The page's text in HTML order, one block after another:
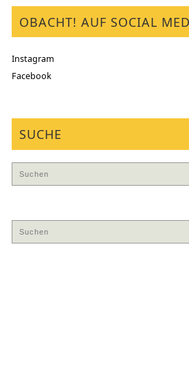
OBACHT! AUF SOCIAL
Instagram
Facebook
SUCHE